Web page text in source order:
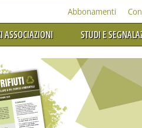
Abbonamenti
ASSOCIAZIONI STUDI E